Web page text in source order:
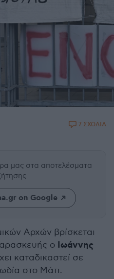
7 ΣΧΟΛΙΑ
μας στα αποτελέσματα
on Google
Αρχών βρίσκεται
ο Ιωάννης
καταδικαστεί σε
στο Μάτι.